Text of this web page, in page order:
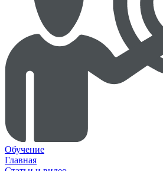
Обучение
Главная